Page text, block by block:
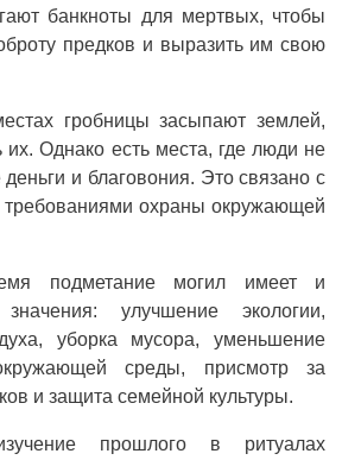
банкноты для мертвых, чтобы
предков и выразить им свою
гробницы засыпают землей,
их. Однако есть места, где люди не
и благовония. Это связано с
охраны окружающей
подметание могил имеет и
улучшение экологии,
уборка мусора, уменьшение
среды, присмотр за
и защита семейной культуры.
прошлого в ритуалах